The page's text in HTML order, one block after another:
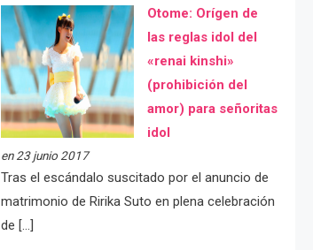
Otome: Orígen de
las reglas idol del
«renai kinshi»
(prohibición del
amor) para señoritas
idol
en 23 junio 2017
Tras el escándalo suscitado por el anuncio de
matrimonio de Ririka Suto en plena celebración
de […]